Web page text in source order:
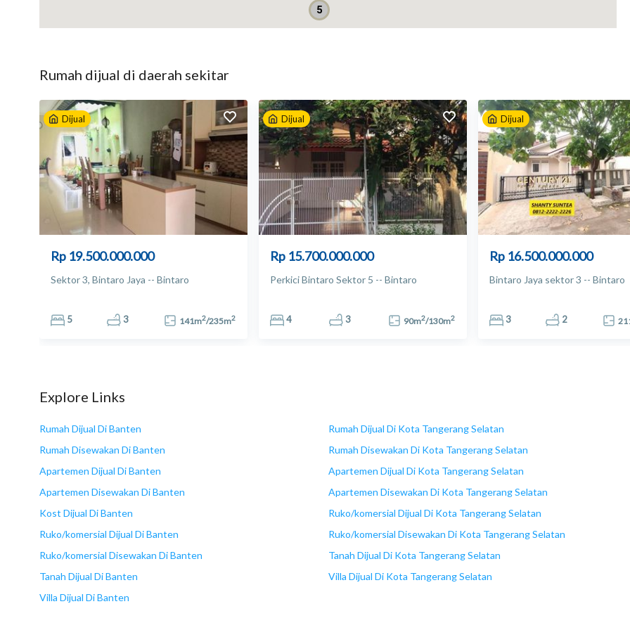
Sumber air: Jetpam
5
Rumah dijual di daerah sekitar
Dijual
Rp 19.500.000.000
Sektor 3, Bintaro Jaya -- Bintaro
5 3 141m2/235m2
Dijual
Rp 15.700.000.000
Perkici Bintaro Sektor 5 -- Bintaro
4 3 90m2/130m2
Dijual
Rp 16.500.000.000
Bintaro Jaya sektor 3 -- Bintaro
3 2
Explore Links
Rumah Dijual Di Banten
Rumah Disewakan Di Banten
Apartemen Dijual Di Banten
Apartemen Disewakan Di Banten
Kost Dijual Di Banten
Ruko/komersial Dijual Di Banten
Ruko/komersial Disewakan Di Banten
Tanah Dijual Di Banten
Villa Dijual Di Banten
Rumah Dijual Di Kota Tangerang Selatan
Rumah Disewakan Di Kota Tangerang Selatan
Apartemen Dijual Di Kota Tangerang Selatan
Apartemen Disewakan Di Kota Tangerang Selatan
Ruko/komersial Dijual Di Kota Tangerang Selatan
Ruko/komersial Disewakan Di Kota Tangerang Selatan
Tanah Dijual Di Kota Tangerang Selatan
Villa Dijual Di Kota Tangerang Selatan